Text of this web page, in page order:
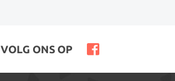
VOLG ONS OP